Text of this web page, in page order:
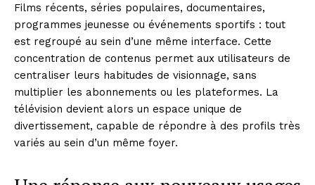
Films récents, séries populaires, documentaires,
programmes jeunesse ou événements sportifs : tout
est regroupé au sein d’une même interface. Cette
concentration de contenus permet aux utilisateurs de
centraliser leurs habitudes de visionnage, sans
multiplier les abonnements ou les plateformes. La
télévision devient alors un espace unique de
divertissement, capable de répondre à des profils très
variés au sein d’un même foyer.